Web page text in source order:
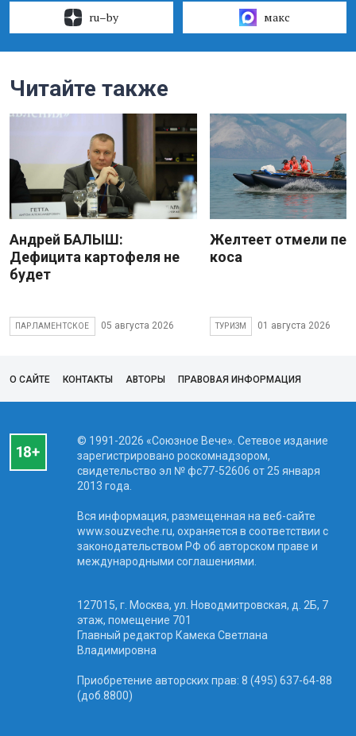
ru–by макс
Читайте также
Андрей БАЛЫШ:
Дефицита картофеля не
будет
ПАРЛАМЕНТСКОЕ 05 августа 2026
Желтеет отмели
коса
ТУРИЗМ 01 августа 2026
О САЙТЕ КОНТАКТЫ АВТОРЫ ПРАВОВАЯ ИНФОРМАЦИЯ
© 1991-2026 «Союзное Вече». Сетевое издание
зарегистрировано роскомнадзором,
свидетельство эл № фc77-52606 от 25 января
2013 года.
Вся информация, размещенная на веб-сайте
www.souzveche.ru, охраняется в соответствии с
законодательством РФ об авторском праве и
международными соглашениями.
127015, г. Москва, ул. Новодмитровская, д. 2Б, 7
этаж, помещение 701
Главный редактор Камека Светлана
Владимировна
Приобретение авторских прав: 8 (495) 637-64-88
(доб.8800)